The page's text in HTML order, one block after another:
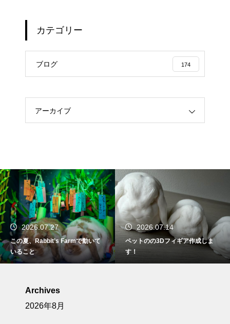
カテゴリー
ブログ 174
アーカイブ
2026.07.14
ペットのの3Dフィギア作成しま
す！
2026.07.09
やばい！ ブロッコリーの葉っぱ
が無くなった💦でも！
Archives
2026年8月